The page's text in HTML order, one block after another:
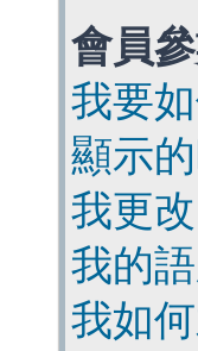
會員
我要
顯示
我更
我的
我如